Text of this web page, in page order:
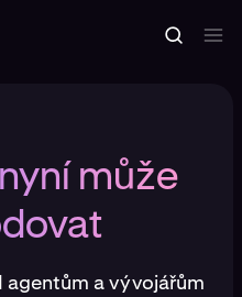
může
agentům a vývojářům